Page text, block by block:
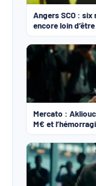
Angers SCO :
encore loin
Mercato :
M€ et